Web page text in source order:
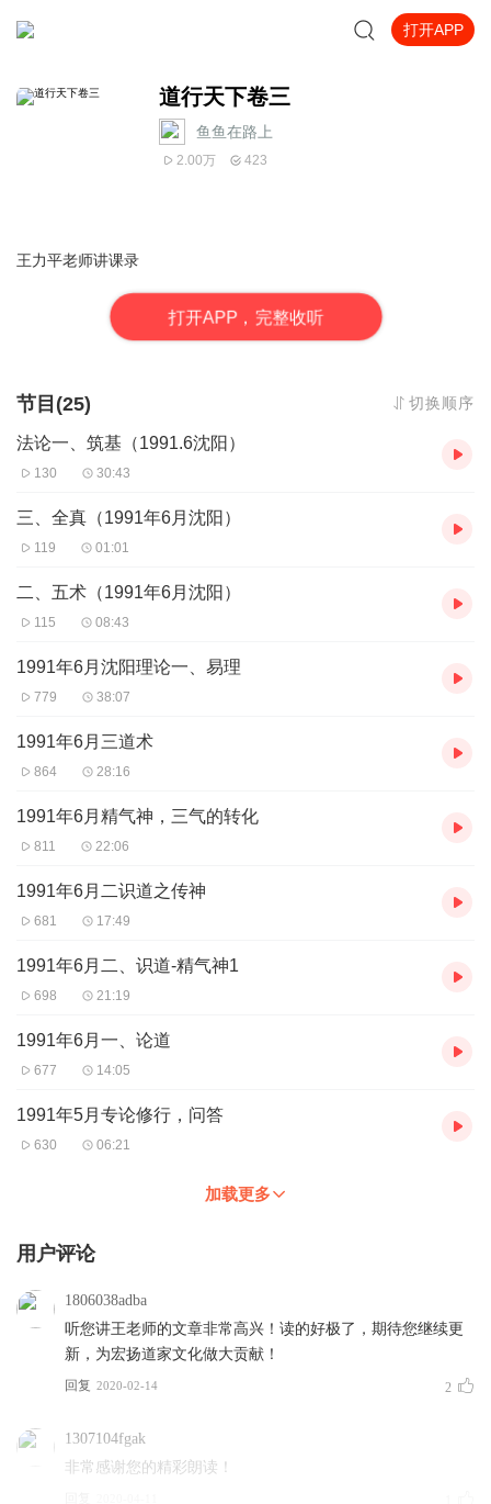
打开APP
道行天下卷三
鱼鱼在路上
2.00万 423
王力平老师讲课录
打开APP，完整收听
节目(25) 切换顺序
法论一、筑基（1991.6沈阳）
130 30:43
三、全真（1991年6月沈阳）
119 01:01
二、五术（1991年6月沈阳）
115 08:43
1991年6月沈阳理论一、易理
779 38:07
1991年6月三道术
864 28:16
1991年6月精气神，三气的转化
811 22:06
1991年6月二识道之传神
681 17:49
1991年6月二、识道-精气神1
698 21:19
1991年6月一、论道
677 14:05
1991年5月专论修行，问答
630 06:21
加载更多
用户评论
1806038adba
听您讲王老师的文章非常高兴！读的好极了，期待您继续更
新，为宏扬道家文化做大贡献！
回复 2020-02-14 2
1307104fgak
非常感谢您的精彩朗读！